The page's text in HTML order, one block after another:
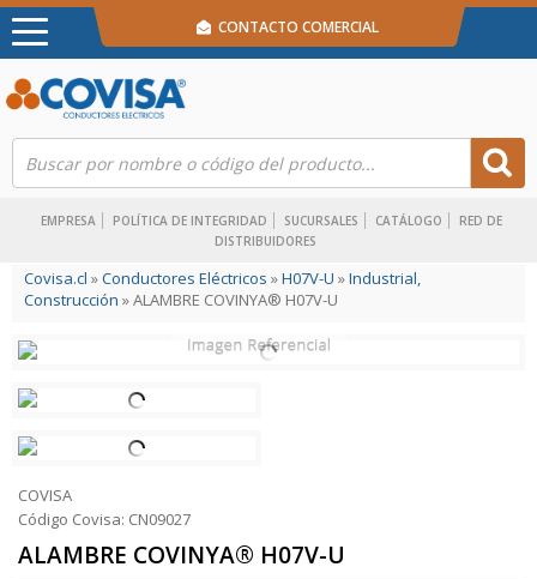
EMPRESA POLÍTICA DE INTEGRIDAD SUCURSALES CATÁLOGO
RED DE
DISTRIBUIDORES
CONTACTO COMERCIAL
Covisa.cl »Conductores Eléctricos »H07V-U »Industrial,
Construcción » ALAMBRE COVINYA® H07V-U
COVISA
Código Covisa: CN09027
ALAMBRE COVINYA® H07V-U